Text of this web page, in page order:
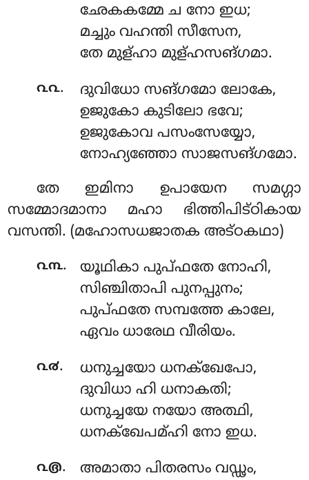
ഛേകകമ്മേ ച നോ ഇധ;
മച്ചും വഹന്തി സീസേന,
തേ മുള്ഹാ മുള്ഹസങ്ഗമാ.
൨൨. ദുവിധോ സങ്ഗമോ ലോകേ,
ഉജുകോ കുടിലോ ഭവേ;
ഉജുകോവ പസംസേയ്യോ,
നോഹ്യഞ്ഞോ സാജസങ്ഗമോ.
തേഇമിനാ ഉപായേന സമഗ്ഗാ
സമ്മോദമാനാ മഹാ ഭിത്തിപിട്ഠികായ
വസന്തി. (മഹോസധജാതക അട്ഠകഥാ)
൨൩. യൂഥികാ പുപ്ഫതേ നോഹി,
സിഞ്ചിതാപി പുനപ്പുനം;
പുപ്ഫതേ സമ്പത്തേ കാലേ,
ഏവം ധാരേഥ വീരിയം.
൨൪. ധനുച്ചയോ ധനക്ഖേപോ,
ദുവിധാ ഹി ധനാകതി;
ധനുച്ചയേ നയോ അത്ഥി,
ധനക്ഖേപമ്ഹി നോ ഇധ.
൨൫. അമാതാ പിതരസം വഡ്ഢം,